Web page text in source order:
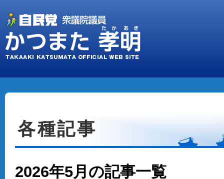
各種記事
2026年5月の記事一覧